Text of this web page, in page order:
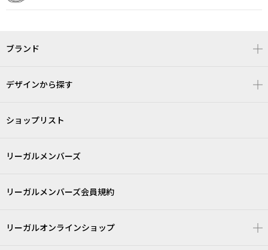
ブランド
デザインから探す
ショップリスト
リーガルメンバーズ
リーガルメンバーズ会員規約
リーガルオンラインショップ